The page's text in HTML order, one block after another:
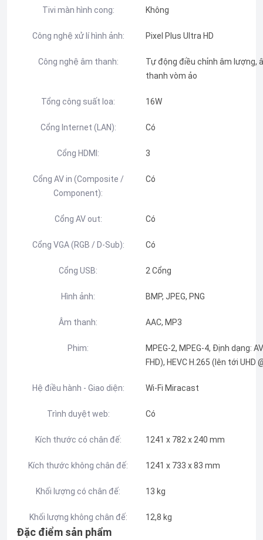
Đặc điểm sản phẩm
Tivi màn hình cong: Không
Công nghệ xử lí hình ảnh: Pixel Plus Ultra HD
Công nghệ âm thanh:
Tự động điều chỉnh âm lượng,
thanh vòm ảo
Tổng công suất loa: 16W
Cổng Internet (LAN): Có
Cổng HDMI: 3
Cổng AV in (Composite /
Component):
Có
Cổng AV out: Có
Cổng VGA (RGB / D-Sub): Có
Cổng USB: 2 Cổng
Hình ảnh: BMP, JPEG, PNG
Âm thanh: AAC, MP3
Phim:
MPEG-2, MPEG-4, Định dạng:
FHD), HEVC H.265 (lên tới UHD
Hệ điều hành - Giao diện: Wi-Fi Miracast
Trình duyệt web: Có
Kích thước có chân đế: 1241 x 782 x 240 mm
Kích thước không chân đế: 1241 x 733 x 83 mm
Khối lượng có chân đế: 13 kg
Khối lượng không chân đế: 12,8 kg